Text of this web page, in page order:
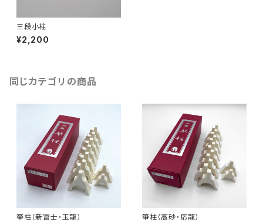
三段小柱
¥2,200
同じカテゴリの商品
箏柱（新富士・玉龍） 箏柱（高砂・応龍）